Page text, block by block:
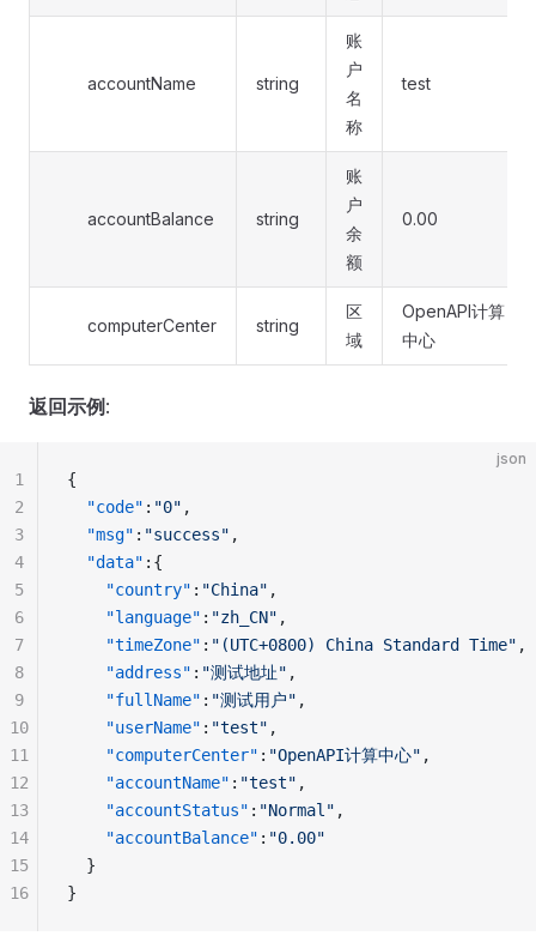
accountName string
账
户
名
称
test
accountBalance string
账
户
余
额
0.00
computerCenter string
区
域
OpenAPI计算
中心
返回示例 :
json
{
  "code"
: "0" ,
  "msg"
: "success" ,
  "data"
:{
    "country"
: "China" ,
    "language"
: "zh_CN" ,
    "timeZone"
: "(UTC+0800) China Standard Time" ,
    "address"
: "测试地址" ,
    "fullName"
: "测试用户" ,
    "userName"
: "test" ,
    "computerCenter"
: "OpenAPI计算中心" ,
    "accountName"
: "test" ,
    "accountStatus"
: "Normal" ,
    "accountBalance"
: "0.00"
  }
}
1
2
3
4
5
6
7
8
9
10
11
12
13
14
15
16